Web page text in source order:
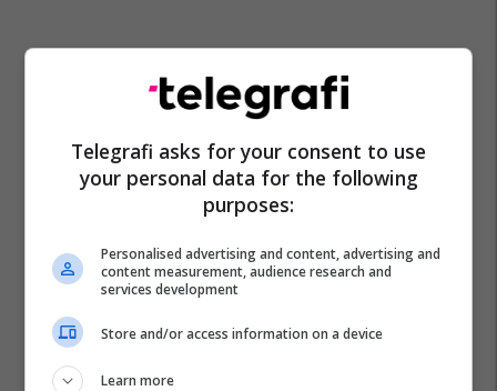
Telegrafi asks for your consent to use
your personal data for the following
purposes:
Personalised advertising and content, advertising and
content measurement, audience research and
services development
Store and/or access information on a device
Learn more